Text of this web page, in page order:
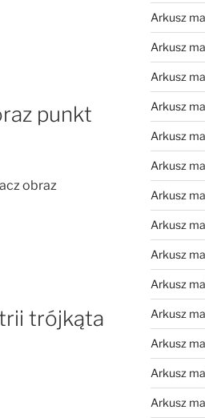
punkt
obraz
trójkąta
Arkusz
Arkusz
Arkusz
Arkusz
Arkusz
Arkusz
Arkusz
Arkusz
Arkusz
Arkusz
Arkusz
Arkusz
Arkusz
Arkusz